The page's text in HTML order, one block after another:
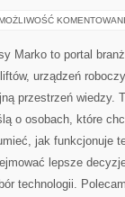
Marko to portal
urządzeń
przestrzeń wiedzy.
o osobach, które
jak funkcjonuje
lepsze
technologii.